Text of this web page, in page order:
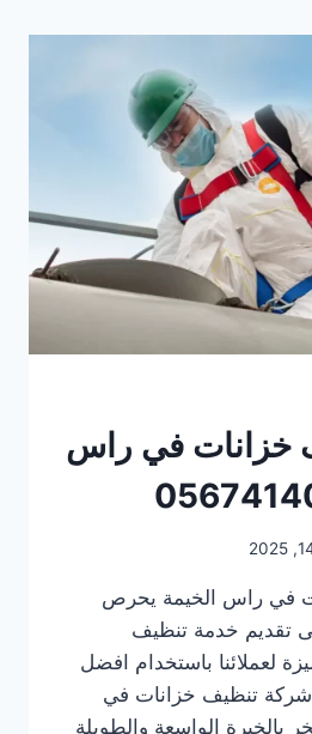
خزانات في راس
في راس الخيمة يحرص
تقديم خدمة تنظيف
لعملائنا باستخدام افضل
شركة تنظيف خزانات في
بالخبرة الواسعة والطويلة